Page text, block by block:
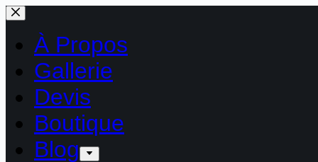
Passer
au
contenuÀ Propos
Gallerie
Devis
Boutique
Blog